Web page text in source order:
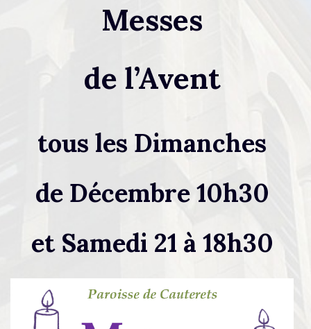
Messes
de l’Avent
tous les Dimanches
de Décembre 10h30
et Samedi 21 à 18h30